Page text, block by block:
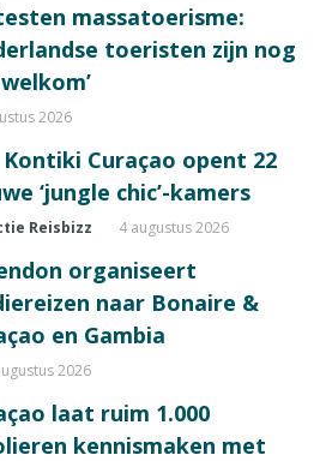
massatoerisme:
toeristen zijn nog
2026
Kontiki Curaçao opent 22
‘jungle chic’-kamers
Reisbizz 4 augustus 2026
organiseert
naar Bonaire &
en Gambia
2026
laat ruim 1.000
kennismaken met